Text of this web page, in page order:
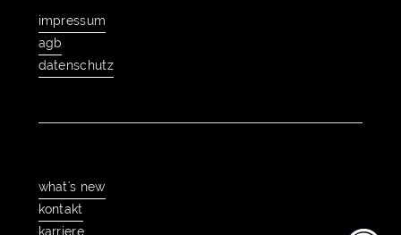
impressum
impressum
agb
agb
datenschutz
what's new
what's new
kontakt
kontakt
karriere